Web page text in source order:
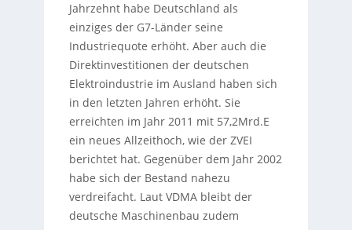
Jahrzehnt habe Deutschland als
einziges der G7-Länder seine
Industriequote erhöht. Aber auch die
Direktinvestitionen der deutschen
Elektroindustrie im Ausland haben sich
in den letzten Jahren erhöht. Sie
erreichten im Jahr 2011 mit 57,2Mrd.E
ein neues Allzeithoch, wie der ZVEI
berichtet hat. Gegenüber dem Jahr 2002
habe sich der Bestand nahezu
verdreifacht. Laut VDMA bleibt der
deutsche Maschinenbau zudem